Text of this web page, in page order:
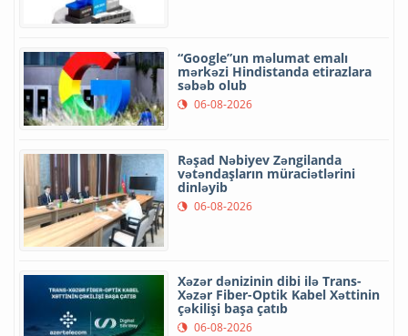
“Google”un məlumat emalı
mərkəzi Hindistanda etirazlara
səbəb olub
06-08-2026
Rəşad Nəbiyev Zəngilanda
vətəndaşların müraciətlərini
dinləyib
06-08-2026
Xəzər dənizinin dibi ilə Trans-
Xəzər Fiber-Optik Kabel Xəttinin
çəkilişi başa çatıb
06-08-2026